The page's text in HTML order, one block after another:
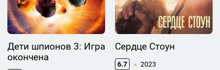
Дети шпионов 3: Игра
окончена
Сердце Стоун
6.7 2023